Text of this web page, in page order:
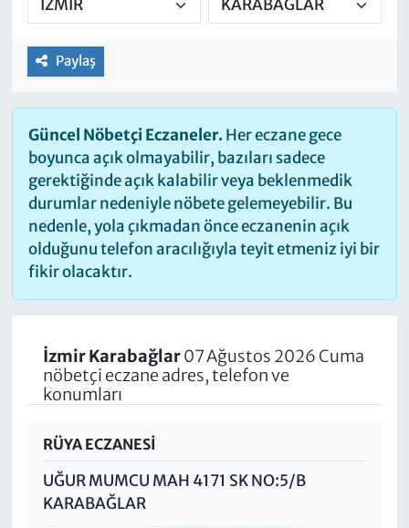
Paylaş
Güncel Nöbetçi Eczaneler.Her eczane gece
boyunca açık olmayabilir, bazıları sadece
gerektiğinde açık kalabilir veya beklenmedik
durumlar nedeniyle nöbete gelemeyebilir. Bu
nedenle, yola çıkmadan önce eczanenin açık
olduğunu telefon aracılığıyla teyit etmeniz iyi bir
fikir olacaktır.
İzmir Karabağlar07 Ağustos 2026 Cuma
nöbetçi eczane adres, telefon ve
konumları
RÜYA ECZANESİ
UĞUR MUMCU MAH 4171 SK NO:5/B
KARABAĞLAR